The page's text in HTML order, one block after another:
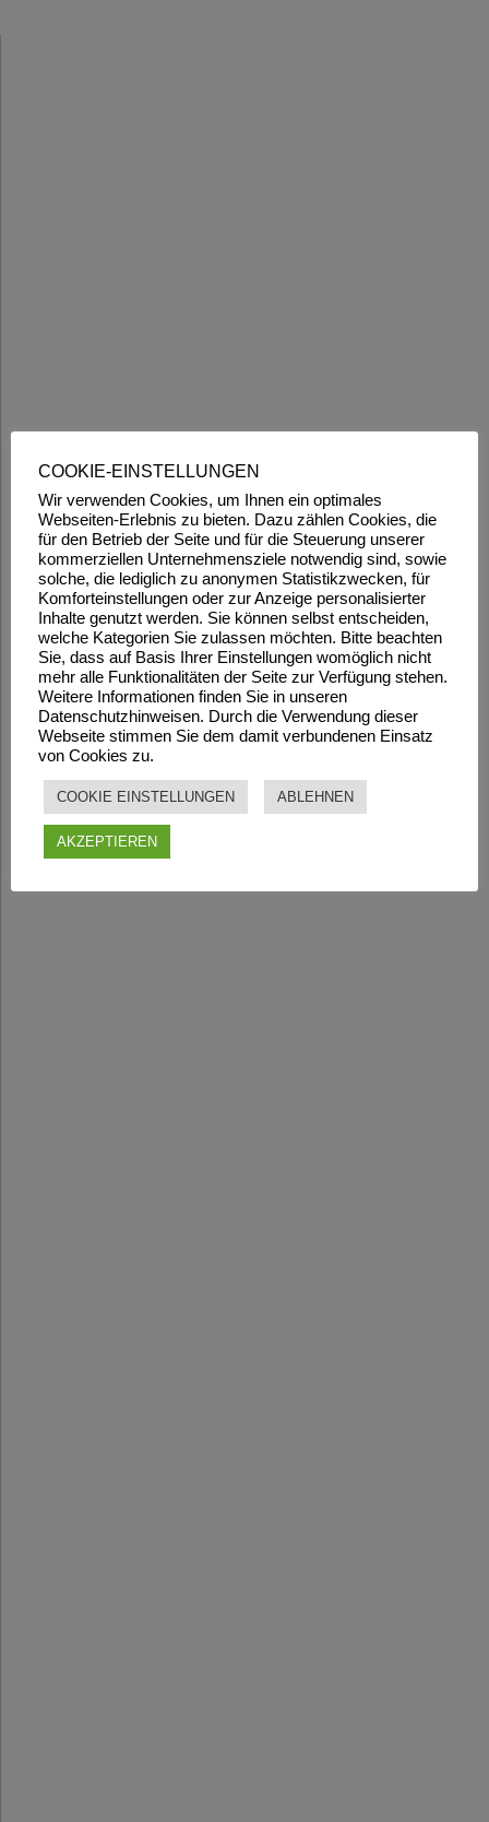
COOKIE-EINSTELLUNGEN
Wir verwenden Cookies, um Ihnen ein optimales
Webseiten-Erlebnis zu bieten. Dazu zählen Cookies, die
für den Betrieb der Seite und für die Steuerung unserer
kommerziellen Unternehmensziele notwendig sind, sowie
solche, die lediglich zu anonymen Statistikzwecken, für
Komforteinstellungen oder zur Anzeige personalisierter
Inhalte genutzt werden. Sie können selbst entscheiden,
welche Kategorien Sie zulassen möchten. Bitte beachten
Sie, dass auf Basis Ihrer Einstellungen womöglich nicht
mehr alle Funktionalitäten der Seite zur Verfügung stehen.
Weitere Informationen finden Sie in unseren
Datenschutzhinweisen. Durch die Verwendung dieser
Webseite stimmen Sie dem damit verbundenen Einsatz
von Cookies zu.
COOKIE EINSTELLUNGEN ABLEHNEN
AKZEPTIEREN